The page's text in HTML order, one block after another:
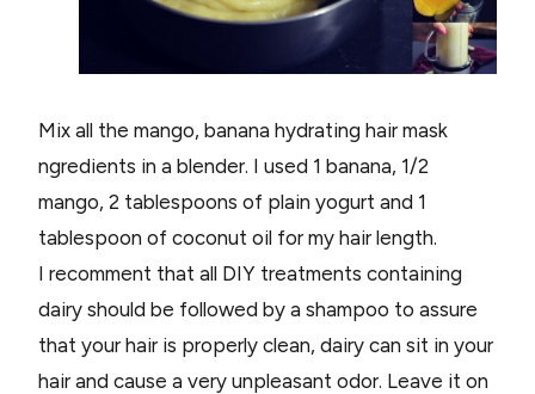
Mix all the mango, banana hydrating hair mask
ngredients in a blender. I used 1 banana, 1/2
mango, 2 tablespoons of plain yogurt and 1
tablespoon of coconut oil for my hair length.
I recomment that all DIY treatments containing
dairy should be followed by a shampoo to assure
that your hair is properly clean, dairy can sit in your
hair and cause a very unpleasant odor. Leave it on